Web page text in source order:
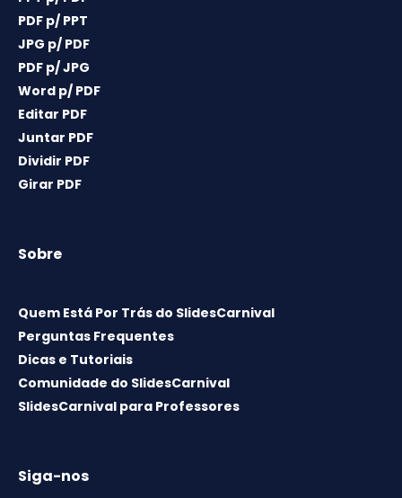
PDF p/ PPT
JPG p/ PDF
PDF p/ JPG
Word p/ PDF
Editar PDF
Juntar PDF
Dividir PDF
Girar PDF
Sobre
Quem Está Por Trás do SlidesCarnival
Perguntas Frequentes
Dicas e Tutoriais
Comunidade do SlidesCarnival
SlidesCarnival para Professores
Siga-nos